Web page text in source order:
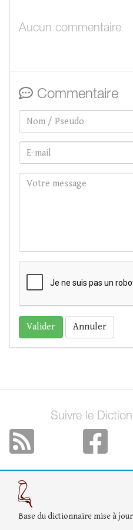
Aucun commentaire
Commentaire
Annuler
Suivre le
Base du dictionnaire mise à jour